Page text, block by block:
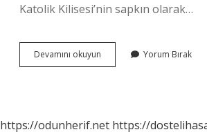
Katolik Kilisesi’nin sapkın olarak…
Devamını okuyun
Ne
Yorum Bırak
https://odunherif.net https://